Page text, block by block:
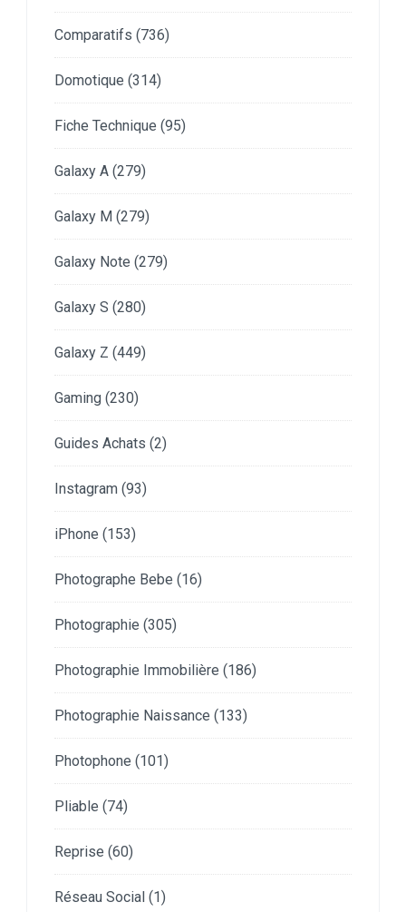
Comparatifs (736)
Domotique (314)
Fiche Technique (95)
Galaxy A (279)
Galaxy M (279)
Galaxy Note (279)
Galaxy S (280)
Galaxy Z (449)
Gaming (230)
Guides Achats (2)
Instagram (93)
iPhone (153)
Photographe Bebe (16)
Photographie (305)
Photographie Immobilière (186)
Photographie Naissance (133)
Photophone (101)
Pliable (74)
Reprise (60)
Réseau Social (1)